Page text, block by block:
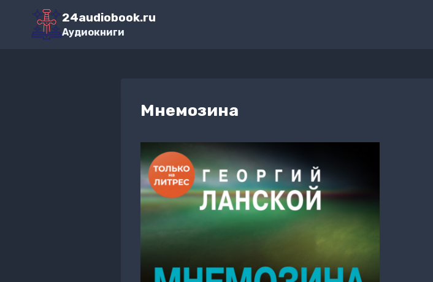
Перейти
содержимому
24audiobook.ru
Аудиокниги
Мнемозина